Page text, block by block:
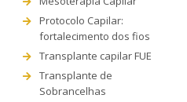
Protocolo Capilar:
fortalecimento dos fios
Transplante capilar FUE
Transplante de
Sobrancelhas